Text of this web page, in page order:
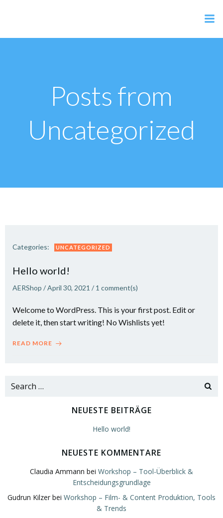
Posts from
Uncategorized
Categories: UNCATEGORIZED
Hello world!
AERShop /April 30, 2021 / 1 comment(s)
Welcome to WordPress. This is your first post. Edit or
delete it, then start writing! No Wishlists yet!
READ MORE
Search
NEUESTE BEITRÄGE
Hello world!
NEUESTE KOMMENTARE
Claudia Ammann bei Workshop – Tool-Überblick &
Entscheidungsgrundlage
Gudrun Kilzer bei Workshop – Film- & Content Produktion, Tools
& Trends